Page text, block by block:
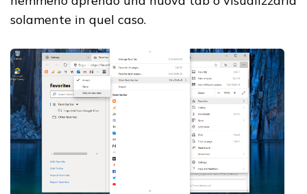
solamente in quel caso.